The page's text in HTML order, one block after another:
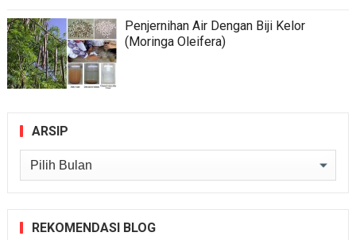
Penjernihan Air Dengan Biji Kelor
(Moringa Oleifera)
ARSIP
Arsip
REKOMENDASI BLOG